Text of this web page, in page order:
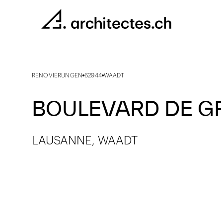
RENOVIERUNGEN 62944 WAADT
BOULEVARD DE
LAUSANNE, WAADT